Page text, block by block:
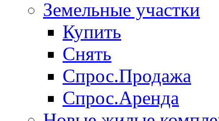
Земельные участки
Купить
Снять
Спрос.Продажа
Спрос.Аренда